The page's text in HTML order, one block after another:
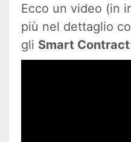
Ecco un video (in
più nel dettaglio
gli Smart Contract